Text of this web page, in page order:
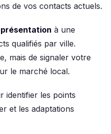
de vos contacts actuels.
présentation à une
qualifiés par ville.
mais de signaler votre
le marché local.
identifier les points
et les adaptations